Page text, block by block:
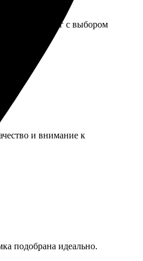
и помог с выбором
уютнее.
и внимание к
подобрана идеально.